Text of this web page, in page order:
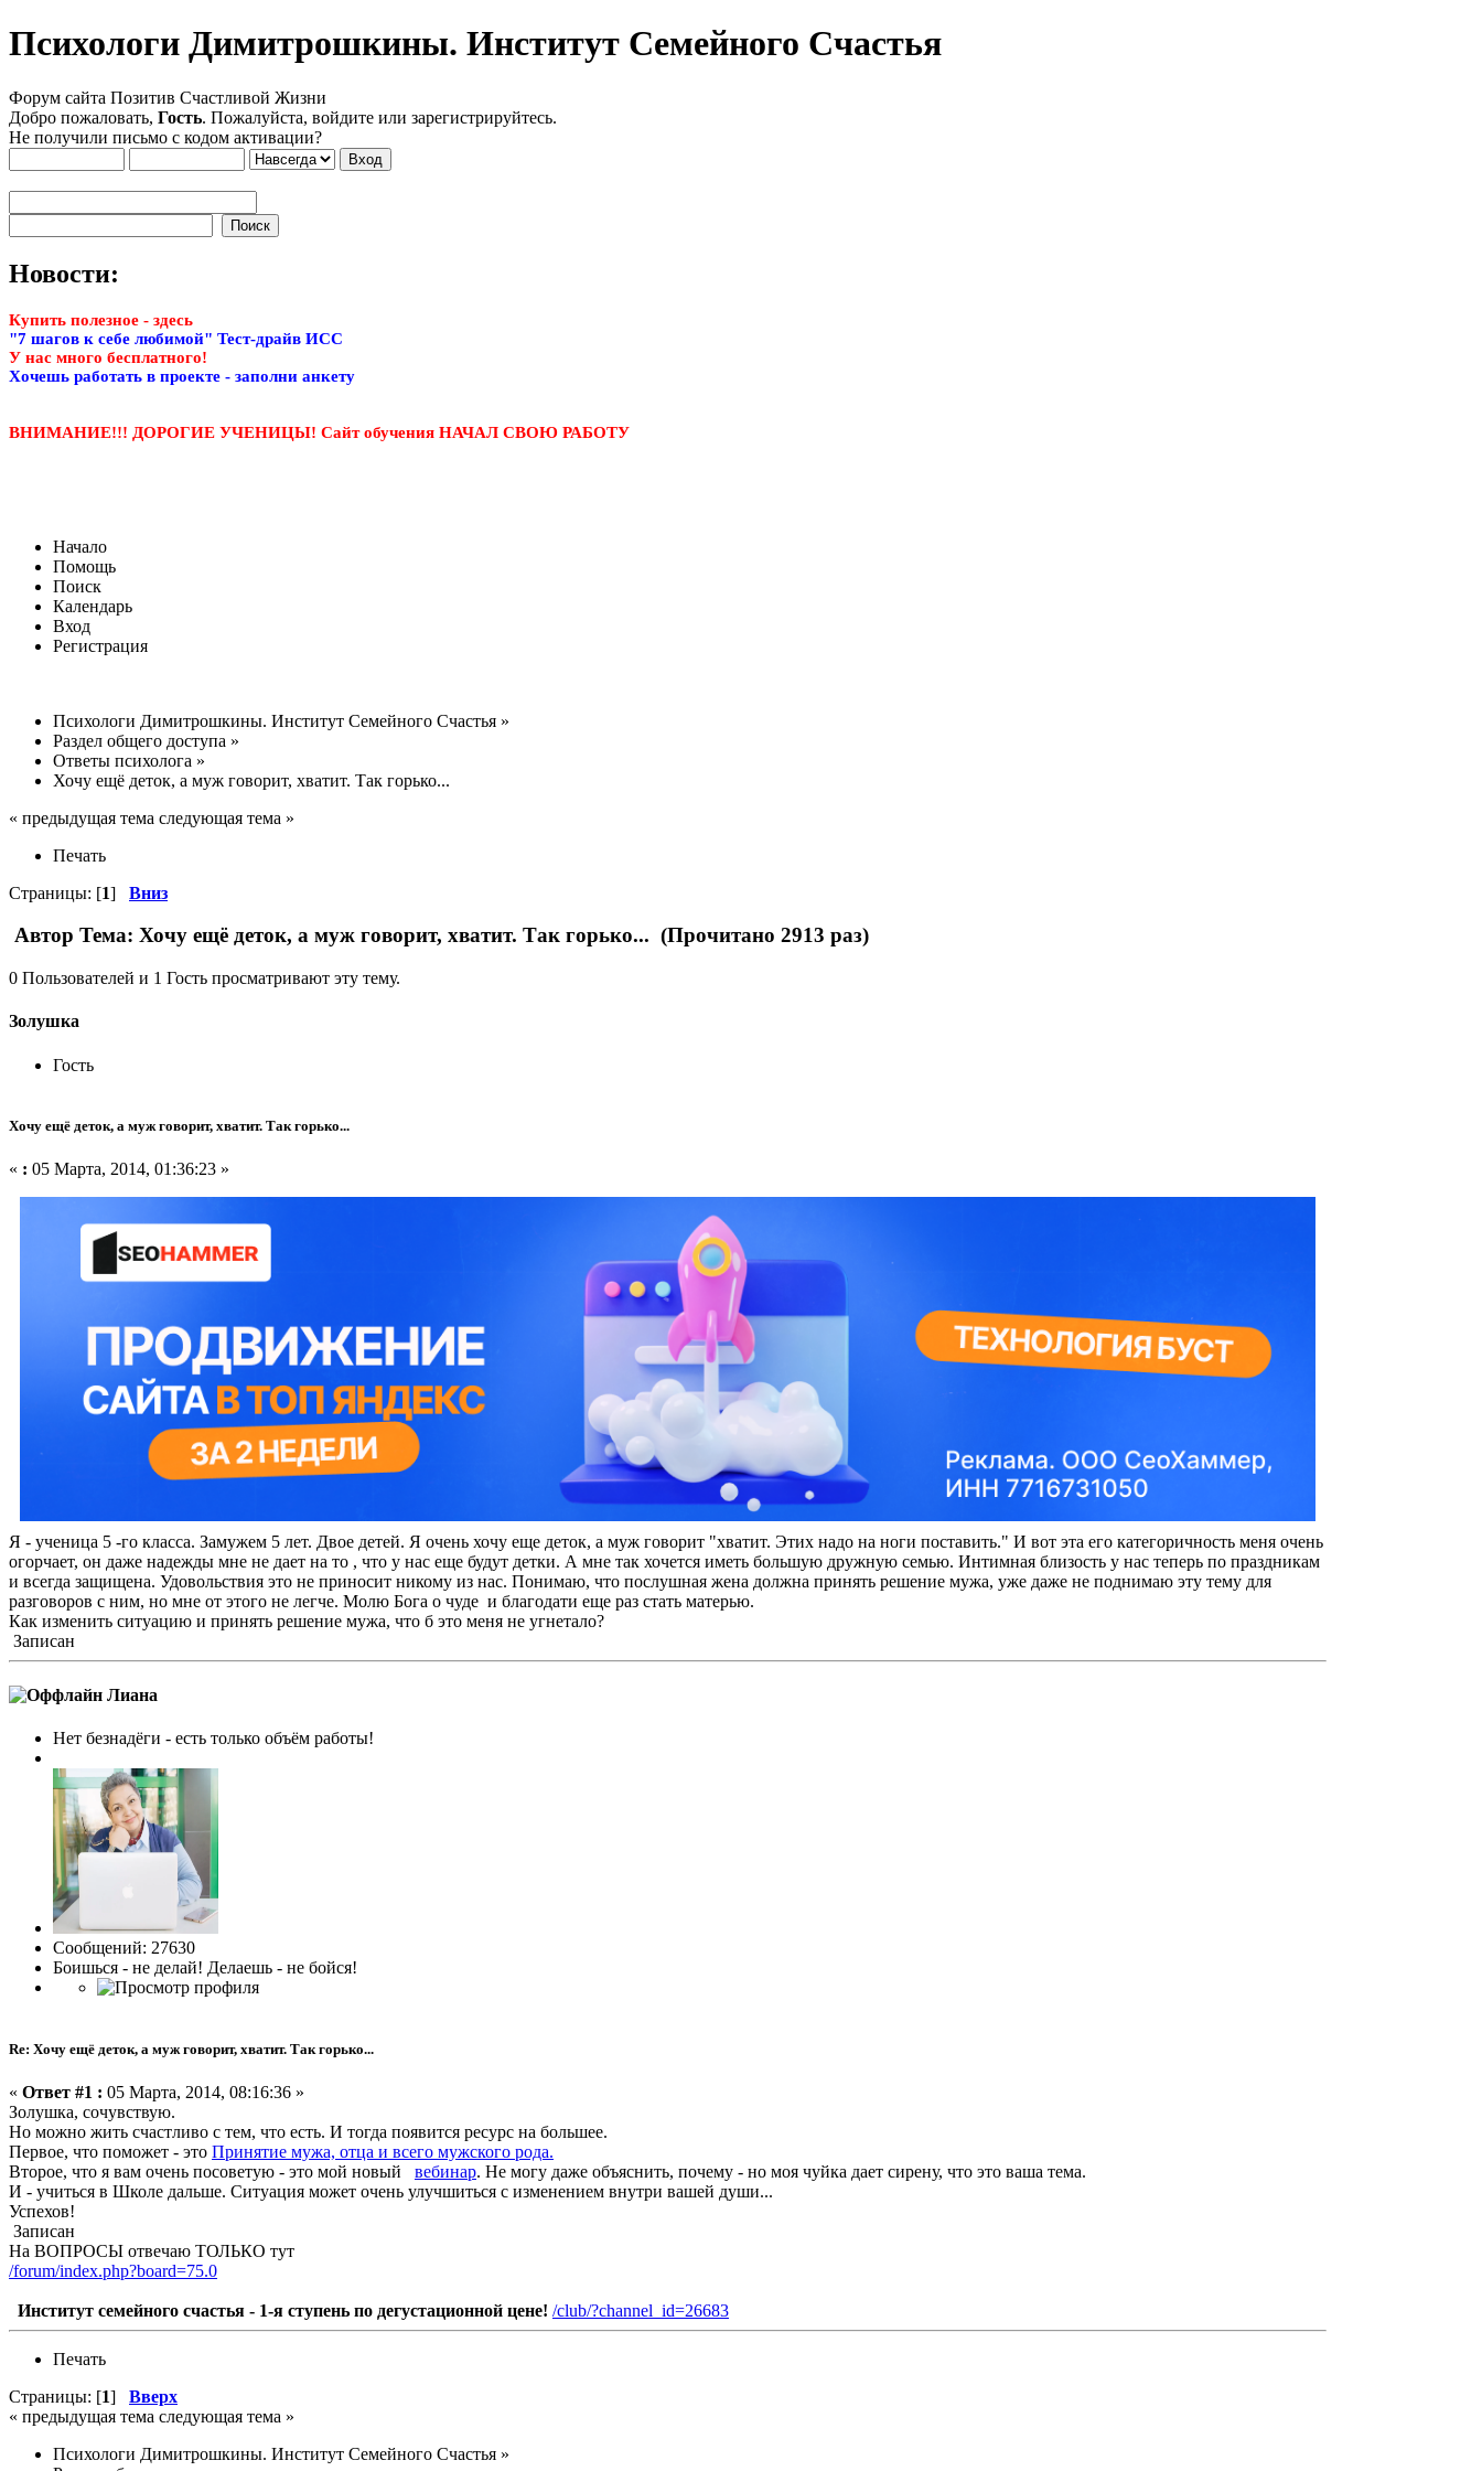
Психологи Димитрошкины. Институт Семейного Счастья
Форум сайта Позитив Счастливой Жизни
Добро пожаловать, Гость. Пожалуйста, войдите или зарегистрируйтесь.
Не получили письмо с кодом активации?
Новости:
Купить полезное - здесь
"7 шагов к себе любимой" Тест-драйв ИСС
У нас много бесплатного!
Хочешь работать в проекте - заполни анкету
ВНИМАНИЕ!!! ДОРОГИЕ УЧЕНИЦЫ! Сайт обучения НАЧАЛ СВОЮ РАБОТУ
Начало
Помощь
Поиск
Календарь
Вход
Регистрация
Психологи Димитрошкины. Институт Семейного Счастья »
Раздел общего доступа »
Ответы психолога »
Хочу ещё деток, а муж говорит, хватит. Так горько...
« предыдущая тема следующая тема »
Печать
Страницы: [1] Вниз
Автор Тема: Хочу ещё деток, а муж говорит, хватит. Так горько... (Прочитано 2913 раз)
0 Пользователей и 1 Гость просматривают эту тему.
Золушка
Гость
Хочу ещё деток, а муж говорит, хватит. Так горько...
« : 05 Марта, 2014, 01:36:23 »
Я - ученица 5 -го класса. Замужем 5 лет. Двое детей. Я очень хочу еще деток, а муж говорит "хватит. Этих надо на ноги поставить." И вот эта его категоричность меня очень
огорчает, он даже надежды мне не дает на то , что у нас еще будут детки. А мне так хочется иметь большую дружную семью. Интимная близость у нас теперь по праздникам
и всегда защищена. Удовольствия это не приносит никому из нас. Понимаю, что послушная жена должна принять решение мужа, уже даже не поднимаю эту тему для
разговоров с ним, но мне от этого не легче. Молю Бога о чуде и благодати еще раз стать матерью.
Как изменить ситуацию и принять решение мужа, что б это меня не угнетало?
Записан
Лиана
Нет безнадёги - есть только объём работы!
Сообщений: 27630
Боишься - не делай! Делаешь - не бойся!
Re: Хочу ещё деток, а муж говорит, хватит. Так горько...
« Ответ #1 : 05 Марта, 2014, 08:16:36 »
Золушка, сочувствую.
Но можно жить счастливо с тем, что есть. И тогда появится ресурс на большее.
Первое, что поможет - это Принятие мужа, отца и всего мужского рода.
Второе, что я вам очень посоветую - это мой новый вебинар. Не могу даже объяснить, почему - но моя чуйка дает сирену, что это ваша тема.
И - учиться в Школе дальше. Ситуация может очень улучшиться с изменением внутри вашей души...
Успехов!
Записан
На ВОПРОСЫ отвечаю ТОЛЬКО тут
/forum/index.php?board=75.0
Институт семейного счастья - 1-я ступень по дегустационной цене! /club/?channel_id=26683
Печать
Страницы: [1] Вверх
« предыдущая тема следующая тема »
Психологи Димитрошкины. Институт Семейного Счастья »